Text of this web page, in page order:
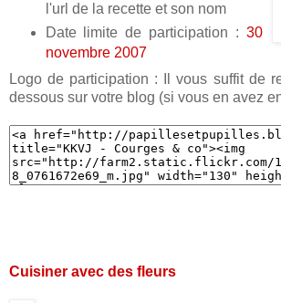
l'url de la recette et son nom
Date limite de participation : 30
novembre 2007
Logo de participation : Il vous suffit de
dessous sur votre blog (si vous en avez
Cuisiner avec des fleurs